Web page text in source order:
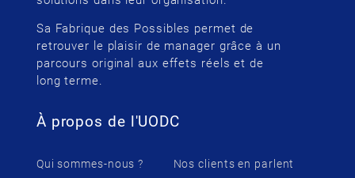
Sa Fabrique des Possibles permet de
retrouver le plaisir de manager grâce à un
parcours original aux effets réels et de
long terme.
À propos de l'UODC
Qui sommes-nous ? Nos clients en parlent